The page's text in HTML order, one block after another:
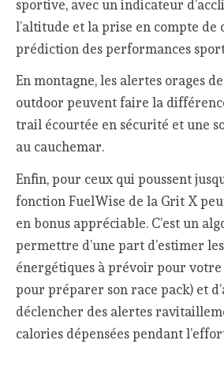
sportive, avec un indicateur
l’altitude et la prise en compte de
prédiction des performances
En montagne, les alertes orages
outdoor peuvent faire la
trail écourtée en sécurité et une
au cauchemar.
Enfin, pour ceux qui poussent
fonction FuelWise de la Grit X
en bonus appréciable. C’est un
permettre d’une part d’estimer
énergétiques à prévoir pour
pour préparer son race pack) et
déclencher des alertes
calories dépensées pendant